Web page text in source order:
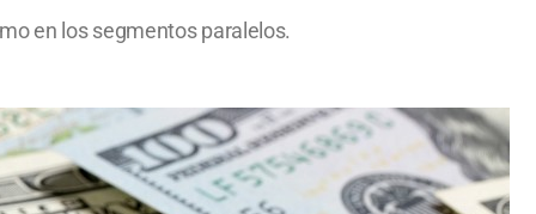
en los segmentos paralelos.